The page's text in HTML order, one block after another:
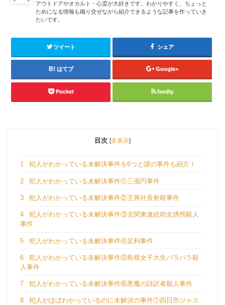
アウトドアやオカルト・心霊が大好きです。わかりやすく、ちょっと
ためになる情報も織り交ぜながら紹介できるような記事を作っていき
たいです。
ツイート シェア
はてブ Google+
Pocket feedly
目次 [非表示]
1 犯人がわかっている未解決事件を6つと謎の事件も紹介！
2 犯人がわかっている未解決事件①三億円事件
3 犯人がわかっている未解決事件②王将社長射殺事件
4
犯人がわかっている未解決事件③北関東連続幼女誘拐殺人
事件
5 犯人がわかっている未解決事件④足利事件
6
犯人がわかっている未解決事件⑤島根女子大生バラバラ殺
人事件
7 犯人がわかっている未解決事件⑥悪魔の詩訳者殺人事件
8
犯人がほぼわかっているのに未解決の事件①四日市ジャス